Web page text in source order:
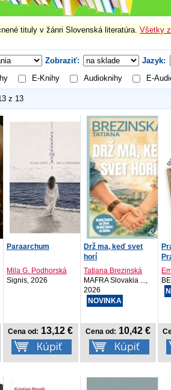
tituly v žánri Slovenská literatúra. Všetky
Zobraziť:
Jazyk:
E-Knihy Audioknihy E-
z 13
Paraarchum
Mila G. Podhorská
Signis, 2026
Cena od: 13,12 €
Drž ma, keď svet
horí
Tatiana Brezinská
MAFRA Slovakia ...,
2026
NOVINKA
Cena od: 10,42 €